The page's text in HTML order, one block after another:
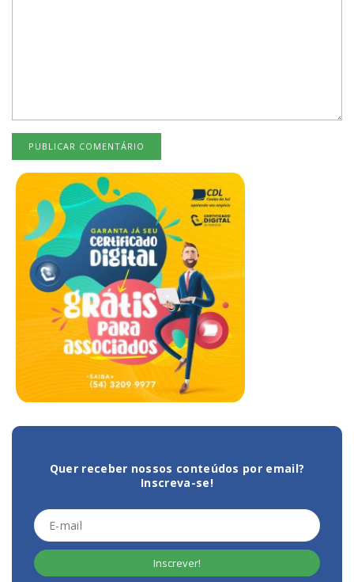
Quer receber nossos conteúdos por email?
Inscreva-se!